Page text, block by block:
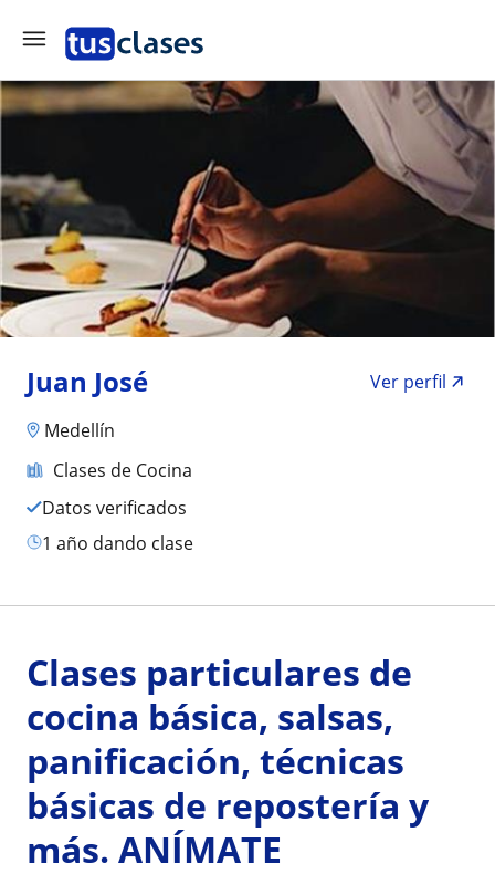
Juan José
Ver perfil
Medellín
Clases de Cocina
Datos verificados
1 año dando clase
Clases particulares de
cocina básica, salsas,
panificación, técnicas
básicas de repostería y
más. ANÍMATE